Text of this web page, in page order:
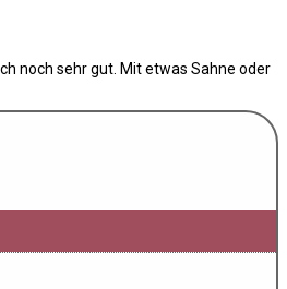
noch sehr gut. Mit etwas Sahne oder